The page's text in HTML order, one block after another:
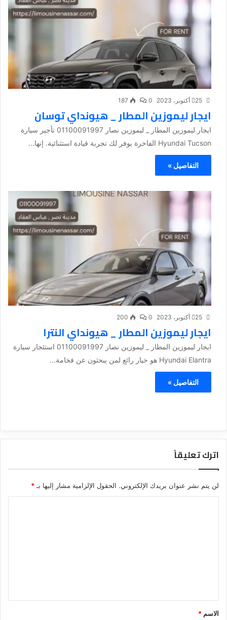
25 أكتوبر، 2023 0
187
ايجار ليموزين المطار _ هيونداي توسان
ايجار ليموزين المطار _ ليموزين نصار 01100091997 تأجير سيارة
Hyundai Tucson الفاخرة يوفر لك تجربة قيادة استثنائية. إنها...
التفاصيل »
25 أكتوبر، 2023 0
200
ايجار ليموزين المطار _ هيونداي النترا
ايجار ليموزين المطار _ ليموزين نصار 01100091997 استئجار سيارة
Hyundai Elantra هو خيار رائع لمن يبحثون عن فخامة...
التفاصيل »
اترك تعليقاً
لن يتم نشر عنوان بريدك الإلكتروني. الحقول الإلزامية مشار إليها بـ*
*
الاسم *